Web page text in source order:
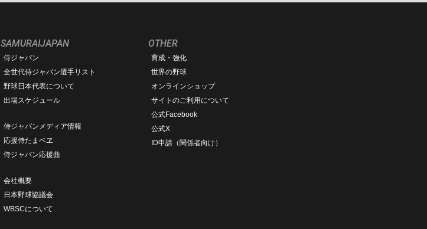
SAMURAIJAPAN
侍ジャパン
全世代侍ジャパン選手リスト
野球日本代表について
出場スケジュール
侍ジャパンメディア情報
応援侍たまベヱ
侍ジャパン応援曲
会社概要
日本野球協議会
WBSCについて
OTHER
育成・強化
世界の野球
オンラインショップ
サイトのご利用について
公式Facebook
公式X
ID申請（関係者向け）